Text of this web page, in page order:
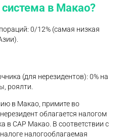
в Макао?
0/12% (самая низкая
(для нерезидентов): 0% на
роялти.
в Макао, примите во
облагается налогом
в CAP Макао. В соответствии с
налогооблагаемая